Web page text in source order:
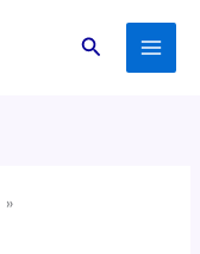
Поиск